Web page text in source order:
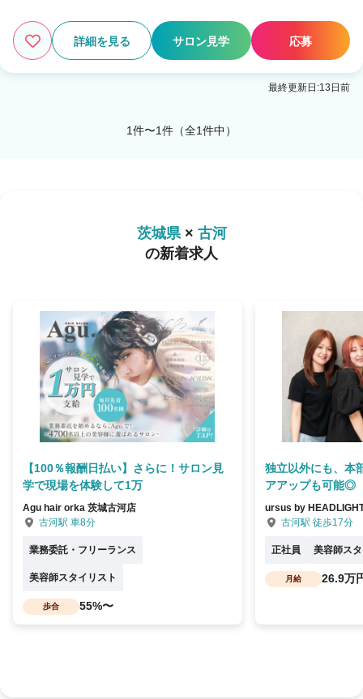
この条件の求人数1件
詳細を見る サロン見学 応募
最終更新日:13日前
1件〜1件（全1件中）
茨城県× 古河
の新着求人
【100％報酬日払い】さらに！サロン見
学で現場を体験して1万
Agu hair orka 茨城古河店
古河駅 車8分
業務委託・フリーランス
美容師スタイリスト
歩合 55%〜
独立以外にも、本
アアップも可能◎
ursus by
古河駅 徒歩17分
正社員 美容師ス
月給 26.9万